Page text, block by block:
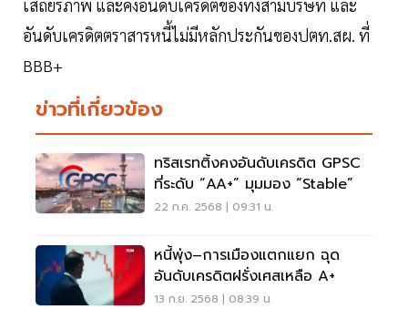
เสถียรภาพ และคงอันดับเครดิตของทั้งสามบริษัท และ
อันดับเครดิตตราสารหนี้ไม่มีหลักประกันของปตท.สผ. ที่
BBB+
ข่าวที่เกี่ยวข้อง
ทริสเรทติ้งคงอันดับเครดิต GPSC
ที่ระดับ “AA+” มุมมอง “Stable”
22 ก.ค. 2568 | 09:31 น.
หนี้พุ่ง–การเมืองแตกแยก ฉุด
อันดับเครดิตฝรั่งเศสเหลือ A+
13 ก.ย. 2568 | 08:39 น.